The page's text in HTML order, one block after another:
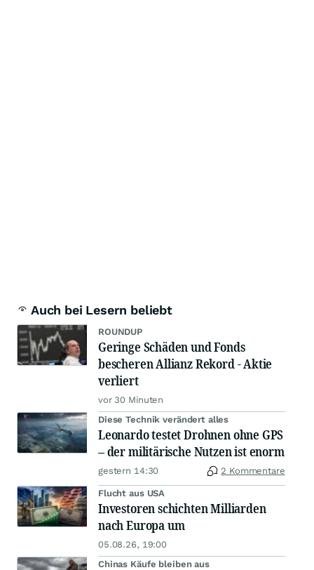
Auch bei Lesern beliebt
ROUNDUP
Geringe Schäden und Fonds
bescheren Allianz Rekord - Aktie
verliert
vor 30 Minuten
Diese Technik verändert alles
Leonardo testet Drohnen ohne GPS
– der militärische Nutzen ist enorm
gestern 14:30 2 Kommentare
Flucht aus USA
Investoren schichten Milliarden
nach Europa um
05.08.26, 19:00
Chinas Käufe bleiben aus